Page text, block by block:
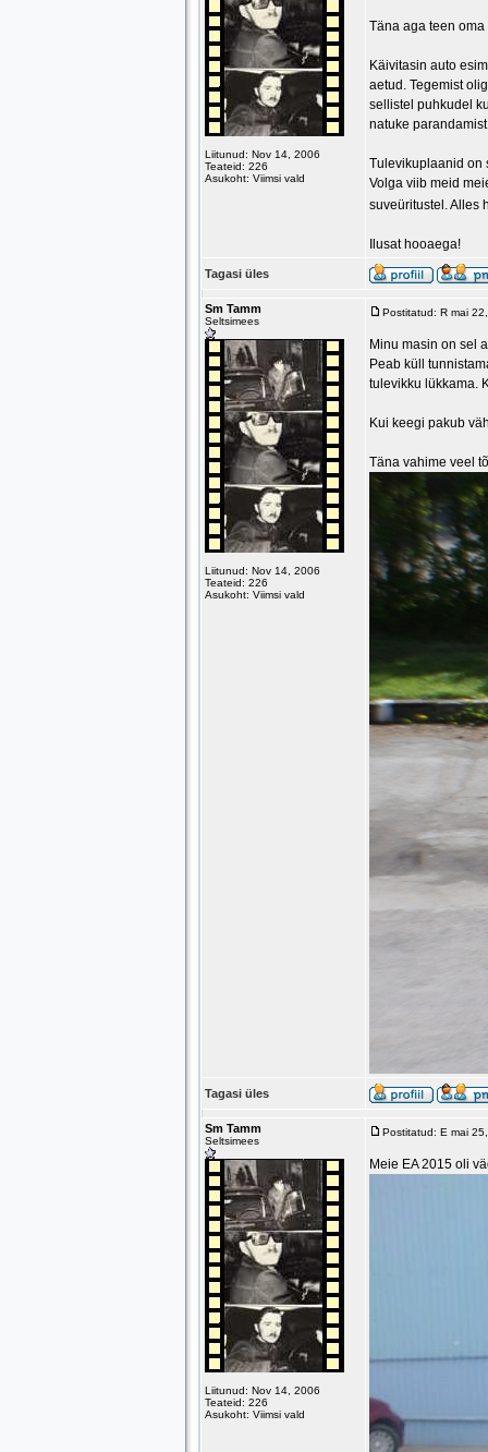
Liitunud: Nov 14, 2006
Teateid: 226
Asukoht: Viimsi vald
Täna aga teen
Käivitasin auto
aetud. Tegemist
sellistel puhkudel
natuke
Tulevikuplaanid on
Volga viib meid
suveüritustel. Alles
Ilusat hooaega!
Tagasi üles
Sm Tamm
Seltsimees
Liitunud: Nov 14, 2006
Teateid: 226
Asukoht: Viimsi vald
Postitatud: R mai
Minu masin on sel
Peab küll
tulevikku lükkama.
Kui keegi pakub
Täna vahime veel
Tagasi üles
Sm Tamm
Seltsimees
Liitunud: Nov 14, 2006
Teateid: 226
Asukoht: Viimsi vald
Postitatud: E mai
Meie EA 2015 oli